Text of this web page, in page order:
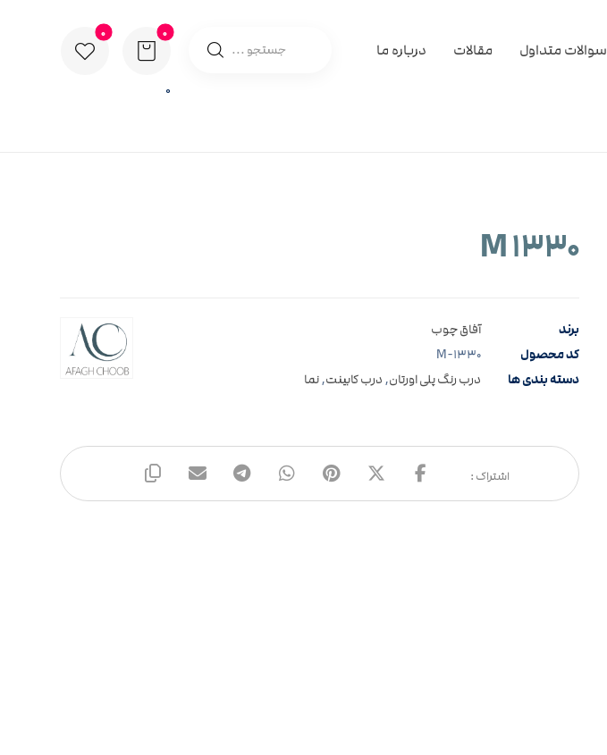
0
سوالات متداول مقالات درباره ما
M ۱۳۳۰
برند آفاق چوب
کد محصول M-۱۳۳۰
دسته بندی ها درب رنگ پلی اورتان, درب کابینت,نما